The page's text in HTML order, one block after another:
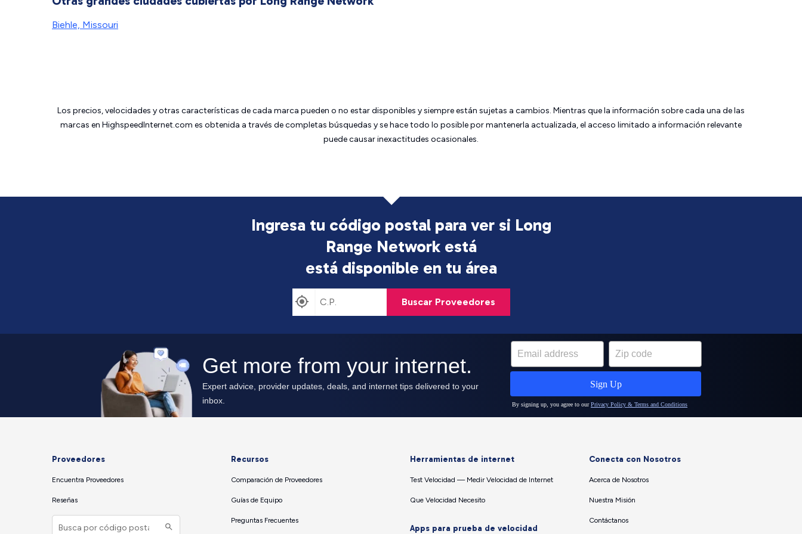
Biehle, Missouri
Los precios, velocidades y otras características de cada marca pueden o no estar disponibles y siempre están sujetas a cambios. Mientras que la información sobre cada una de las
marcas en HighspeedInternet.com es obtenida a través de completas búsquedas y se hace todo lo posible por mantenerla actualizada, el acceso limitado a información relevante
puede causar inexactitudes ocasionales.
Ingresa tu código postal para ver si Long
Range Network está
está disponible en tu área
Buscar Proveedores
Proveedores
Encuentra Proveedores
Reseñas
Recursos
Comparación de Proveedores
Guías de Equipo
Preguntas Frecuentes
Herramientas de internet
Test Velocidad — Medir Velocidad de Internet
Que Velocidad Necesito
Apps para prueba de velocidad
Conecta con Nosotros
Acerca de Nosotros
Nuestra Misión
Contáctanos